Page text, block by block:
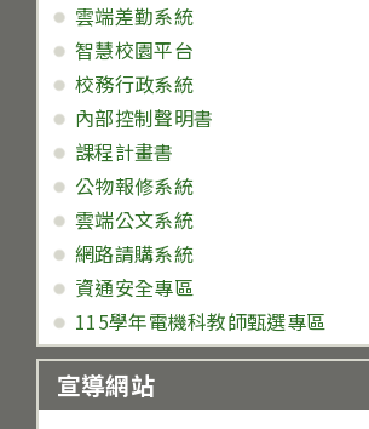
雲端差勤系統
智慧校園平台
校務行政系統
內部控制聲明書
課程計畫書
公物報修系統
雲端公文系統
網路請購系統
資通安全專區
115學年電機科教師甄選專區
宣導網站